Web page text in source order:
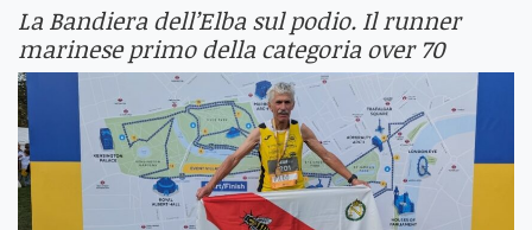
La Bandiera dell’Elba sul podio. Il runner
marinese primo della categoria over 70